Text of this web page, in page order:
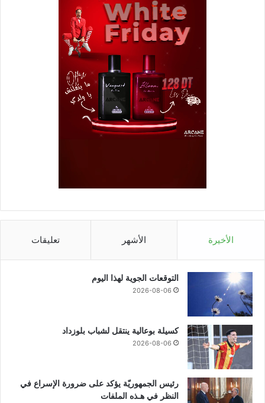
الأخيرة الأشهر تعليقات
التوقعات الجوية لهذا اليوم
2026-08-06
كسيلة بوعالية ينتقل لشباب بلوزداد
2026-08-06
رئيس الجمهوريّة يؤكد على ضرورة الإسراع في
النظر في هـذه الملفات